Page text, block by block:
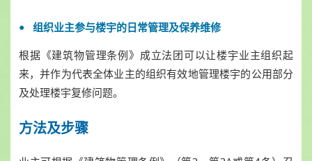
组织业主参与楼宇的日常管理及保养维修
根据《建筑物管理条例》成立法团可以让楼宇业主组织起
来，并作为代表全体业主的组织有效地管理楼宇的公用部分
及处理楼宇复修问题。
方法及步骤